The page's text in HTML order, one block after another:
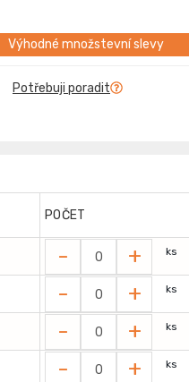
Výhodné množstevní slevy
Potřebuji poradit
POČET
- + ks
- + ks
- + ks
- + ks